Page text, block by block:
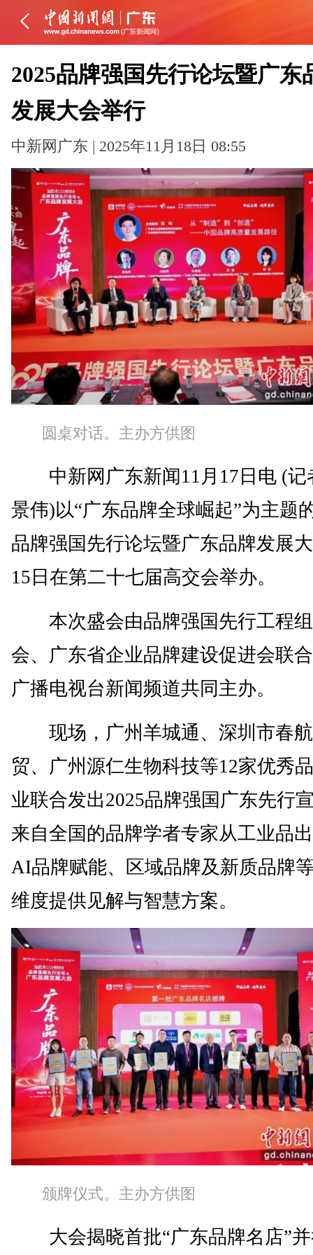
2025品牌强国先行论坛暨广东
发展大会举行
中新网广东 | 2025年11月18日 08:55
圆桌对话。主办方供图
中新网广东新闻11月17日电 (记
景伟)以“广东品牌全球崛起”为主题
品牌强国先行论坛暨广东品牌发展
15日在第二十七届高交会举办。
本次盛会由品牌强国先行工程
会、广东省企业品牌建设促进会联
广播电视台新闻频道共同主办。
现场，广州羊城通、深圳市春
贸、广州源仁生物科技等12家优秀
业联合发出2025品牌强国广东先行
来自全国的品牌学者专家从工业品
AI品牌赋能、区域品牌及新质品牌
维度提供见解与智慧方案。
颁牌仪式。主办方供图
大会揭晓首批“广东品牌名店”并